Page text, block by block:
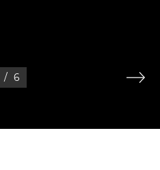
/ 6